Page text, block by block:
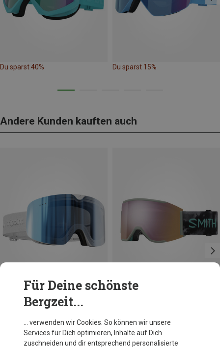
Du sparst 40% Du sparst 15%
Andere Kunden kauften auch
Du sparst 11%
Für Deine schönste
Bergzeit...
… verwenden wir Cookies. So können wir unsere
Services für Dich optimieren, Inhalte auf Dich
zuschneiden und dir entsprechend personalisierte